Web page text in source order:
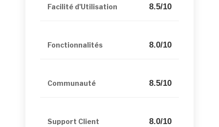
Facilité d'Utilisation 8.5/10
Fonctionnalités 8.0/10
Communauté 8.5/10
Support Client 8.0/10